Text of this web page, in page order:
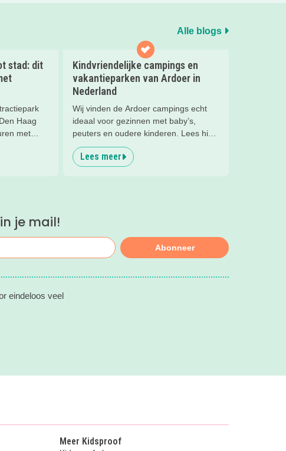
Alle blogs
stad: dit
Haag
met
lunch op
Kindvriendelijke campings en
vakantieparken van Ardoer in
Nederland
Wij vinden de Ardoer campings echt
ideaal voor gezinnen met baby’s,
peuters en oudere kinderen. Lees hier
waarom!
Lees meer
je mail!
Abonneer
eindeloos veel
Meer Kidsproof